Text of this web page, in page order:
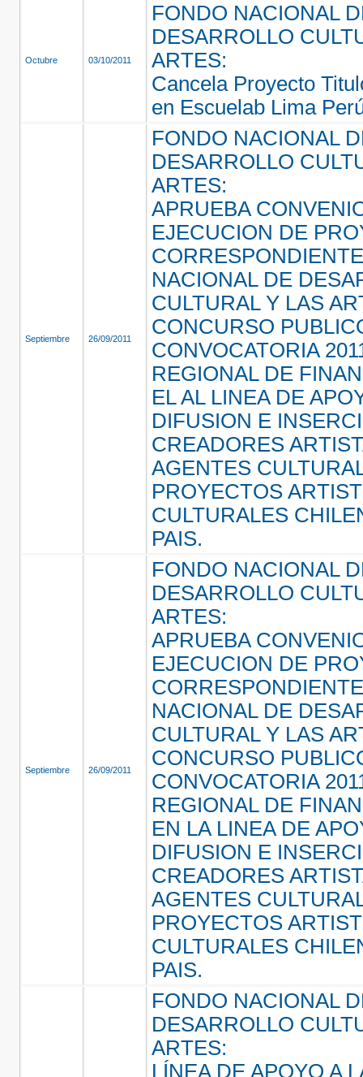
Octubre 03/10/2011
FONDO NACIONAL
DESARROLLO
ARTES:
Cancela Proyecto
en Escuelab Lima
Septiembre 26/09/2011
FONDO NACIONAL
DESARROLLO
ARTES:
APRUEBA
EJECUCION DE
NACIONAL DE
CULTURAL Y LAS
CONCURSO
CONVOCATORIA
REGIONAL DE
EL AL LINEA DE
DIFUSION E
CREADORES
AGENTES
PROYECTOS
CULTURALES
PAIS.
Septiembre 26/09/2011
FONDO NACIONAL
DESARROLLO
ARTES:
APRUEBA
EJECUCION DE
NACIONAL DE
CULTURAL Y LAS
CONCURSO
CONVOCATORIA
REGIONAL DE
EN LA LINEA DE
DIFUSION E
CREADORES
AGENTES
PROYECTOS
CULTURALES
PAIS.
FONDO NACIONAL
DESARROLLO
ARTES:
LÍNEA DE APOYO A